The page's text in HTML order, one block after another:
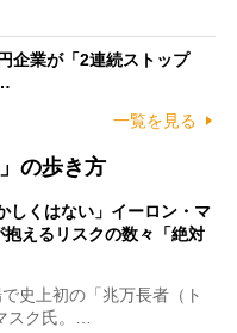
企業が「2連続ストップ
一覧を見る
の歩き方
しくはない」イーロン・マ
えるリスクの数々「絶対
史上初の「兆万長者（ト
スク氏。…